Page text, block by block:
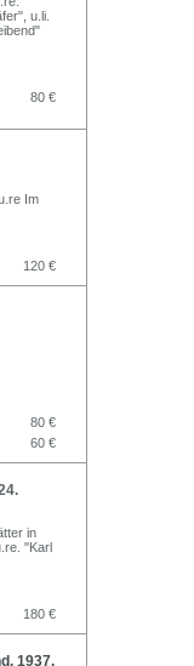
u.li.
80 €
Im
120 €
80 €
60 €
in
"Karl
180 €
1937.